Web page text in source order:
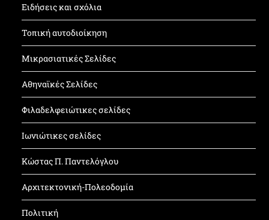
Ειδήσεις και σχόλια
Τοπική αυτοδιοίκηση
Μικρασιατικές Σελίδες
Αθηναϊκές Σελίδες
Φιλαδελφειώτικες σελίδες
Ιωνιώτικες σελίδες
Κώστας Π. Παντελόγλου
Αρχιτεκτονική-Πολεοδομία
Πολιτική